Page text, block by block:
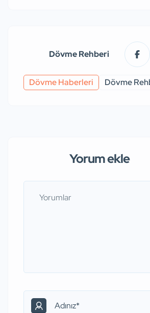
Dövme Rehberi
Dövme Haberleri Dövme
Yorum ekle